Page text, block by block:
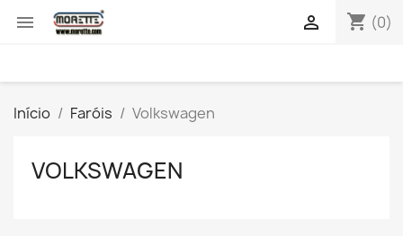
 shopping_cart (0)

Início Faróis Volkswagen
VOLKSWAGEN